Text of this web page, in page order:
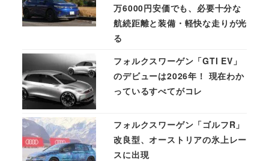
万6000円安価でも、必要十分な
航続距離と装備・軽快な走りが光
る
フォルクスワーゲン「GTI EV」
のデビューは2026年！ 現在わか
っているすべてがコレ
フォルクスワーゲン「ゴルフR」
改良型、オーストリアの氷上レー
スに出現